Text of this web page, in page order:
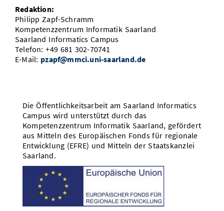
Redaktion:
Philipp Zapf-Schramm
Kompetenzzentrum Informatik Saarland
Saarland Informatics Campus
Telefon: +49 681 302-70741
E-Mail: pzapf@mmci.uni-saarland.de
Die Öffentlichkeitsarbeit am Saarland Informatics
Campus wird unterstützt durch das
Kompetenzzentrum Informatik Saarland, gefördert
aus Mitteln des Europäischen Fonds für regionale
Entwicklung (EFRE) und Mitteln der Staatskanzlei
Saarland.